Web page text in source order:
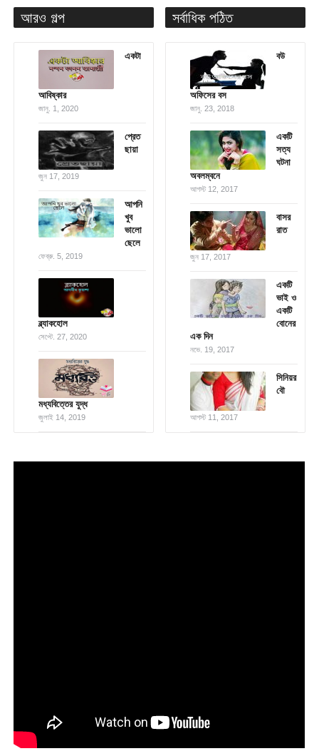
আরও গল্প
একটা
আবিষ্কার
জানু. 1, 2020
প্রেত
ছায়া
জুন 17, 2019
আপনি
খুব
ভালো
ছেলে
ফেব্রু. 5, 2019
ব্ল্যাকহোল
সেপ্টে. 27, 2020
মধ্যবিত্তের যুদ্ধ
জুলাই 14, 2019
সর্বাধিক পঠিত
বউ
অফিসের বস
জানু. 23, 2018
একটি
সত্য
ঘটনা
অবলম্বনে
আগস্ট 12, 2017
বাসর
রাত
জুন 17, 2017
একটি
ভাই ও
একটি
বোনের
এক দিন
নভে. 19, 2017
সিনিয়র
বৌ
আগস্ট 11, 2017